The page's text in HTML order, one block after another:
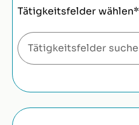
Tätigkeitsfelder wählen*